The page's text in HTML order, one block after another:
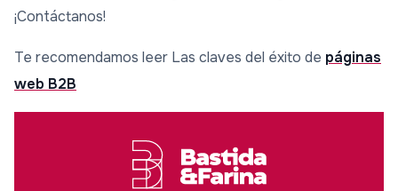
¡Contáctanos!
Te recomendamos leer Las claves del éxito de páginas
web B2B